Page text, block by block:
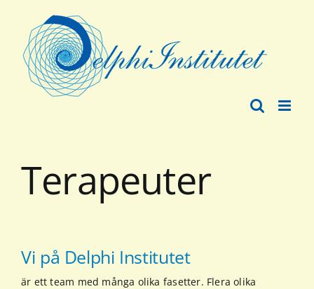
innehållet
Terapeuter
Vi på Delphi Institutet
är ett team med många olika fasetter. Flera olika